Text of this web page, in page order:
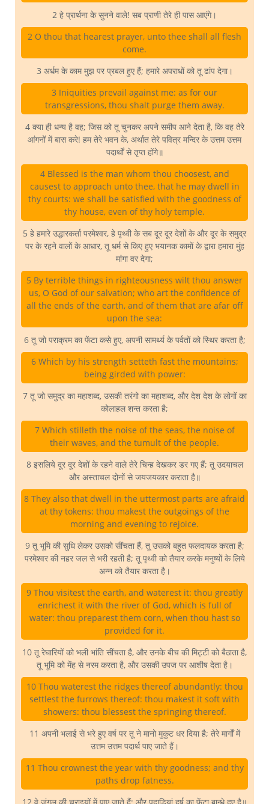
2 हे प्रार्थना के सुनने वाले! सब प्राणी तेरे ही पास आएंगे।
2 O thou that hearest prayer, unto thee shall all flesh
come.
3 अर्धम के काम मुझ पर प्रबल हुए हैं; हमारे अपराधों को तू ढांप देगा।
3 Iniquities prevail against me: as for our
transgressions, thou shalt purge them away.
4 क्या ही धन्य है वह; जिस को तू चुनकर अपने समीप आने देता है, कि वह तेरे
आंगनों में बास करे! हम तेरे भवन के, अर्थात तेरे पवित्र मन्दिर के उत्तम उत्तम
पदार्थों से तृप्त होंगे॥
4 Blessed is the man whom thou choosest, and
causest to approach unto thee, that he may dwell in
thy courts: we shall be satisfied with the goodness of
thy house, even of thy holy temple.
5 हे हमारे उद्धारकर्ता परमेश्वर, हे पृथ्वी के सब दूर दूर देशों के और दूर के समुद्र
पर के रहने वालों के आधार, तू धर्म से किए हुए भयानक कामों के द्वारा हमारा मुंह
मांगा वर देगा;
5 By terrible things in righteousness wilt thou answer
us, O God of our salvation; who art the confidence of
all the ends of the earth, and of them that are afar off
upon the sea:
6 तू जो पराक्रम का फेंटा कसे हुए, अपनी सामर्थ्य के पर्वतों को स्थिर करता है;
6 Which by his strength setteth fast the mountains;
being girded with power:
7 तू जो समुद्र का महाशब्द, उसकी तरंगो का महाशब्द, और देश देश के लोगों का
कोलाहल शन्त करता है;
7 Which stilleth the noise of the seas, the noise of
their waves, and the tumult of the people.
8 इसलिये दूर दूर देशों के रहने वाले तेरे चिन्ह देखकर डर गए हैं; तू उदयाचल
और अस्ताचल दोनों से जयजयकार कराता है॥
8 They also that dwell in the uttermost parts are afraid
at thy tokens: thou makest the outgoings of the
morning and evening to rejoice.
9 तू भूमि की सुधि लेकर उसको सींचता हैं, तू उसको बहुत फलदायक करता है;
परमेश्वर की नहर जल से भरी रहती है; तू पृथ्वी को तैयार करके मनुष्यों के लिये
अन्न को तैयार करता है।
9 Thou visitest the earth, and waterest it: thou greatly
enrichest it with the river of God, which is full of
water: thou preparest them corn, when thou hast so
provided for it.
10 तू रेघारियों को भली भांति सींचता है, और उनके बीच की मिट्टी को बैठाता है,
तू भूमि को मेंह से नरम करता है, और उसकी उपज पर आशीष देता है।
10 Thou waterest the ridges thereof abundantly: thou
settlest the furrows thereof: thou makest it soft with
showers: thou blessest the springing thereof.
11 अपनी भलाई से भरे हुए वर्ष पर तू ने मानो मुकुट धर दिया है; तेरे मार्गों में
उत्तम उत्तम पदार्थ पाए जाते हैं।
11 Thou crownest the year with thy goodness; and thy
paths drop fatness.